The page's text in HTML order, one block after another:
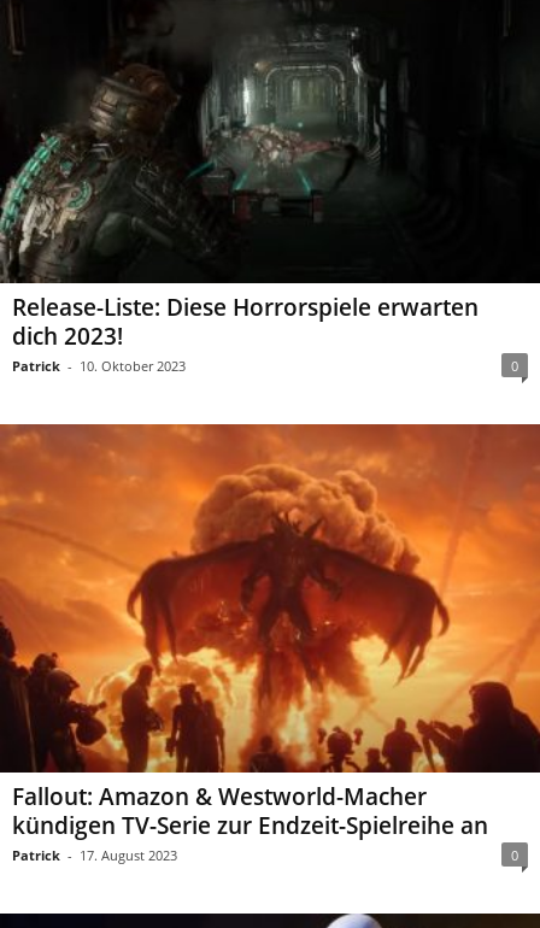
Release-Liste: Diese Horrorspiele erwarten
dich 2023!
Patrick - 10. Oktober 2023 0
Fallout: Amazon & Westworld-Macher
kündigen TV-Serie zur Endzeit-Spielreihe an
Patrick - 17. August 2023 0